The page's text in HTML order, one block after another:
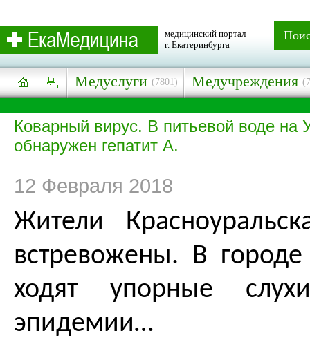
медицинский портал
г. Екатеринбурга
Медуслуги (7801) Медучреждения
Коварный вирус. В питьевой воде на
обнаружен гепатит А.
12 Февраля 2018
Жители
встревожены. В
ходят упорные
эпидемии…